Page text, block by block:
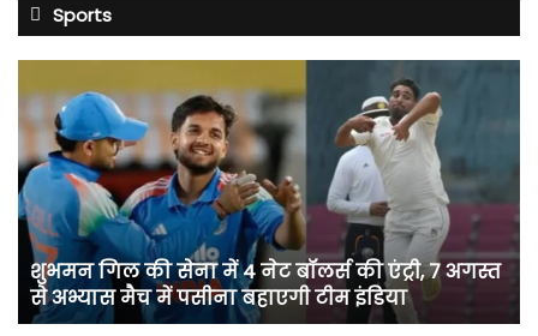
Sports
गिल
की
में
4
नेट
बॉलर्स
की
एंट्री,
7
शुभमन गिल की सेना में 4 नेट बॉलर्स की एंट्री, 7 अगस्त
से अभ्यास मैच में पसीना बहाएगी टीम इंडिया